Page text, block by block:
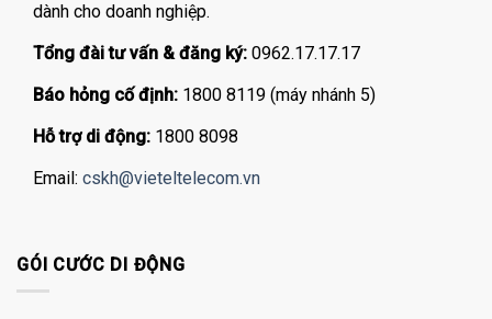
dành cho doanh nghiệp.
Tổng đài tư vấn & đăng ký: 0962.17.17.17
Báo hỏng cố định: 1800 8119 (máy nhánh 5)
Hỗ trợ di động: 1800 8098
Email: cskh@vieteltelecom.vn
GÓI CƯỚC DI ĐỘNG